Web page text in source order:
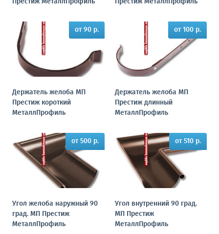
от 90 р.
Держатель желоба МП
Престиж короткий
МеталлПрофиль
от 100 р.
Держатель желоба МП
Престиж длинный
МеталлПрофиль
от 500 р.
Угол желоба наружный 90
град. МП Престиж
МеталлПрофиль
от 510 р.
Угол внутренний 90 град.
МП Престиж
МеталлПрофиль